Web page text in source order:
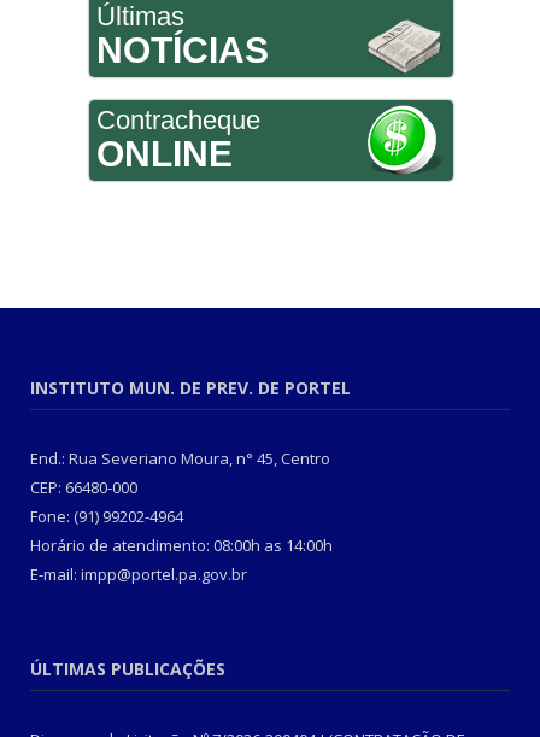
Últimas
NOTÍCIAS
Contracheque
ONLINE
INSTITUTO MUN. DE PREV. DE PORTEL
End.: Rua Severiano Moura, n° 45, Centro
CEP: 66480-000
Fone: (91) 99202-4964
Horário de atendimento: 08:00h as 14:00h
E-mail: impp@portel.pa.gov.br
ÚLTIMAS PUBLICAÇÕES